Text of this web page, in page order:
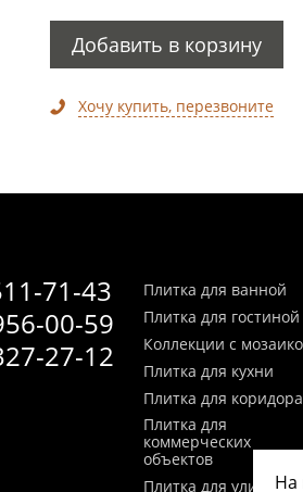
Добавить в корзину
Хочу купить, перезвоните
71-43
00-59
27-12
Плитка для ванной
Плитка для гостиной
Коллекции с
Плитка для кухни
Плитка для коридора
Плитка для
коммерческих
объектов
Плитка для улицыНа